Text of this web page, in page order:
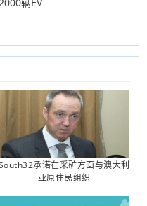
承诺在采矿方面与澳大利
亚原住民组织